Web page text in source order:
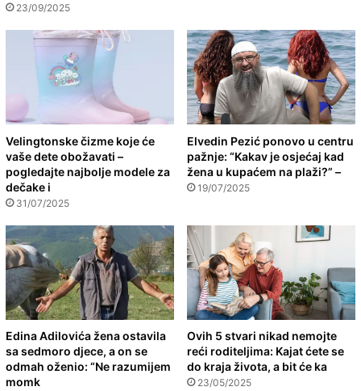
23/09/2025
Velingtonske čizme koje će
vaše dete obožavati –
pogledajte najbolje modele za
dečake i
31/07/2025
Elvedin Pezić ponovo u centru
pažnje: “Kakav je osjećaj kad
žena u kupaćem na plaži?” –
19/07/2025
Edina Adilovića žena ostavila
sa sedmoro djece, a on se
odmah oženio: “Ne razumijem
momk
Ovih 5 stvari nikad nemojte
reći roditeljima: Kajat ćete se
do kraja života, a bit će ka
23/05/2025